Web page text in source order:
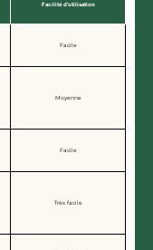
Facilité d’utilisation
Facile
Moyenne
Facile
Très facile